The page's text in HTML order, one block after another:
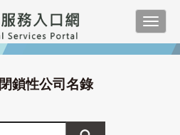
閉鎖性公司名錄